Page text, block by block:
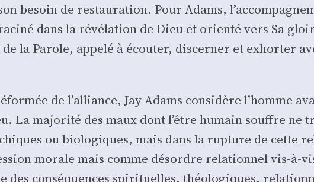
besoin de res­tau­ra­tion. Pour Adams,
dans la révé­la­tion de Dieu et orien­té vers Sa
la Parole, appe­lé à écou­ter, dis­cer­ner et exhor­ter
de l’alliance, Jay Adams consi­dère l’homme
La majo­ri­té des maux dont l’être humain souffre
ou bio­lo­giques, mais dans la rup­ture de cette
morale mais comme désordre rela­tion­nel vis-à-
des consé­quences spi­ri­tuelles, théo­lo­giques,